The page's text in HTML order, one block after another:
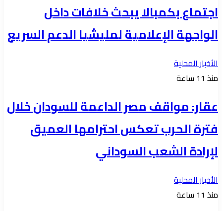
اجتماع بكمبالا يبحث خلافات داخل
الواجهة الإعلامية لمليشيا الدعم السريع
الأخبار المحلية
منذ 11 ساعة
عقار: مواقف مصر الداعمة للسودان خلال
فترة الحرب تعكس احترامها العميق
لإرادة الشعب السوداني
الأخبار المحلية
منذ 11 ساعة